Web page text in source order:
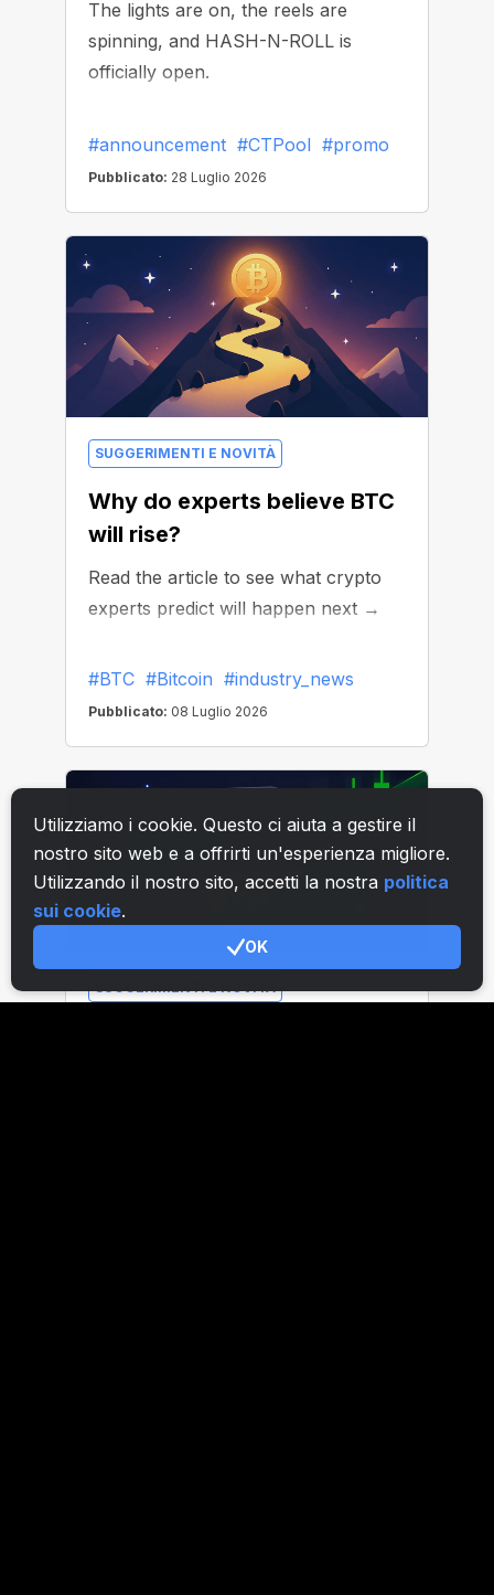
Utilizziamo i cookie. Questo ci aiuta a gestire il
nostro sito web e a offrirti un'esperienza migliore.
Utilizzando il nostro sito, accetti la nostra politica
sui cookie.
OK